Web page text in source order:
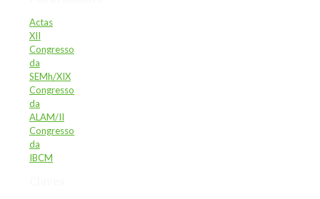
Actas
XII
Congresso
da
SEMh/XIX
Congresso
da
ALAM/II
Congresso
da
IBCM